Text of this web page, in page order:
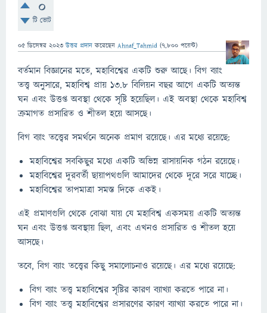
0
টি ভোট
05 ডিসেম্বর 2023 উত্তর প্রদান করেছেন Ahnaf_Tahmid (7,800 পয়েন্ট)
বর্তমান বিজ্ঞানের মতে, মহাবিশ্বের একটি শুরু আছে। বিগ ব্যাং
তত্ত্ব অনুসারে, মহাবিশ্ব প্রায় ১৩.৮ বিলিয়ন বছর আগে একটি অত্যন্ত
ঘন এবং উত্তপ্ত অবস্থা থেকে সৃষ্টি হয়েছিল। এই অবস্থা থেকে মহাবিশ্ব
ক্রমাগত প্রসারিত ও শীতল হয়ে আসছে।
বিগ ব্যাং তত্ত্বের সমর্থনে অনেক প্রমাণ রয়েছে। এর মধ্যে রয়েছে:
মহাবিশ্বের সবকিছুর মধ্যে একটি অভিন্ন রাসায়নিক গঠন রয়েছে।
মহাবিশ্বের দূরবর্তী ছায়াপথগুলি আমাদের থেকে দূরে সরে যাচ্ছে।
মহাবিশ্বের তাপমাত্রা সমস্ত দিকে একই।
এই প্রমাণগুলি থেকে বোঝা যায় যে মহাবিশ্ব একসময় একটি অত্যন্ত
ঘন এবং উত্তপ্ত অবস্থায় ছিল, এবং এখনও প্রসারিত ও শীতল হয়ে
আসছে।
তবে, বিগ ব্যাং তত্ত্বের কিছু সমালোচনাও রয়েছে। এর মধ্যে রয়েছে:
বিগ ব্যাং তত্ত্ব মহাবিশ্বের সৃষ্টির কারণ ব্যাখ্যা করতে পারে না।
বিগ ব্যাং তত্ত্ব মহাবিশ্বের প্রসারণের কারণ ব্যাখ্যা করতে পারে না।